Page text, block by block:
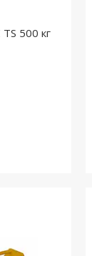
500 кг